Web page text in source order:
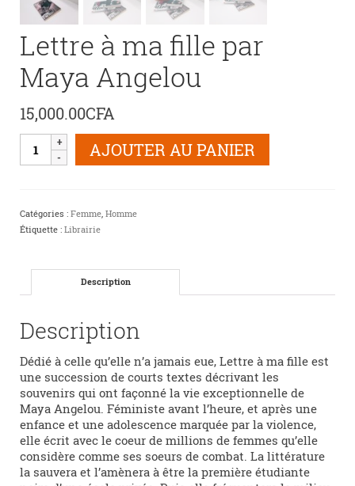
Lettre à ma fille par
Maya Angelou
15,000.00CFA
quantité
fille
par
Angelou
AJOUTER AU PANIER
Catégories : Femme Homme
Étiquette : Librairie
Description
Description
Dédié à celle qu’elle n’a jamais eue, Lettre à ma fille est
une succession de courts textes décrivant les
souvenirs qui ont façonné la vie exceptionnelle de
Maya Angelou. Féministe avant l’heure, et après une
enfance et une adolescence marquée par la violence,
elle écrit avec le coeur de millions de femmes qu’elle
considère comme ses soeurs de combat. La littérature
la sauvera et l’amènera à être la première étudiante